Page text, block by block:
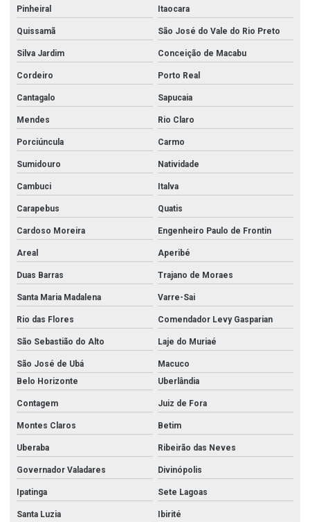
Pinheiral Itaocara
Quissamã São José do Vale do Rio Preto
Silva Jardim Conceição de Macabu
Cordeiro Porto Real
Cantagalo Sapucaia
Mendes Rio Claro
Porciúncula Carmo
Sumidouro Natividade
Cambuci Italva
Carapebus Quatis
Cardoso Moreira Engenheiro Paulo de Frontin
Areal Aperibé
Duas Barras Trajano de Moraes
Santa Maria Madalena Varre-Sai
Rio das Flores Comendador Levy Gasparian
São Sebastião do Alto Laje do Muriaé
São José de Ubá
Macuco
Belo Horizonte
Uberlândia
Contagem Juiz de Fora
Montes Claros Betim
Uberaba Ribeirão das Neves
Governador Valadares Divinópolis
Ipatinga Sete Lagoas
Santa Luzia Ibirité